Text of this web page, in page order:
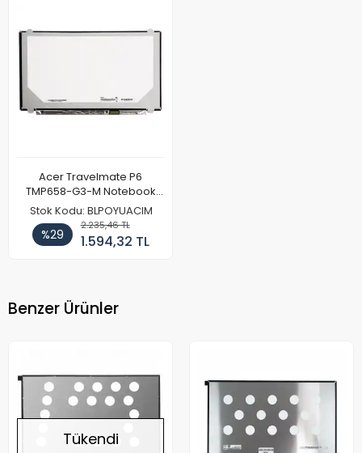
Acer Travelmate P6
TMP658-G3-M Notebook
Ekran Paneli (Full HD)
Stok Kodu: BLPOYUACIM
%29
2.235,46 TL
1.594,32 TL
Benzer Ürünler
Tükendi